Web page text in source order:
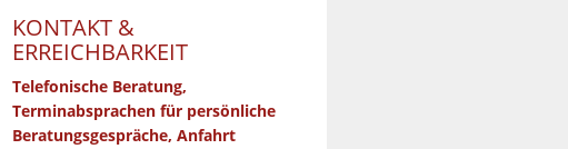
KONTAKT &
ERREICHBARKEIT
Telefonische Beratung,
Terminabsprachen für persönliche
Beratungsgespräche, Anfahrt